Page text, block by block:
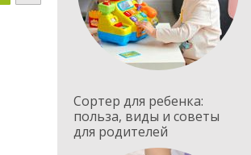
Сортер для ребенка:
польза, виды и советы
для родителей